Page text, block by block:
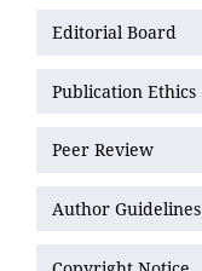
Editorial Board
Publication Ethics
Peer Review
Author Guidelines